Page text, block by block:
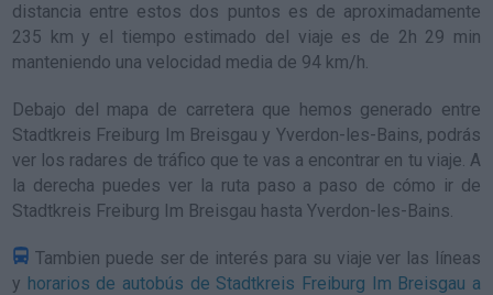
distancia entre estos dos puntos es de aproximadamente
235 km y el tiempo estimado del viaje es de 2h 29 min
manteniendo una velocidad media de 94 km/h.
Debajo del mapa de carretera que hemos generado entre
Stadtkreis Freiburg Im Breisgau y Yverdon-les-Bains, podrás
ver los radares de tráfico que te vas a encontrar en tu viaje. A
la derecha puedes ver la ruta paso a paso de cómo ir de
Stadtkreis Freiburg Im Breisgau hasta Yverdon-les-Bains.
Tambien puede ser de interés para su viaje ver las líneas
y horarios de autobús de Stadtkreis Freiburg Im Breisgau a